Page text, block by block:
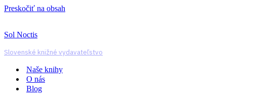
Preskočiť na obsah
Sol Noctis
Slovenské knižné vydavateľstvo
Naše knihy
O nás
Blog